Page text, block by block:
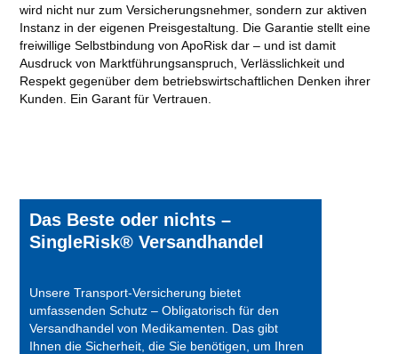
wird nicht nur zum Versicherungsnehmer, sondern zur aktiven
Instanz in der eigenen Preisgestaltung. Die Garantie stellt eine
freiwillige Selbstbindung von ApoRisk dar – und ist damit
Ausdruck von Marktführungsanspruch, Verlässlichkeit und
Respekt gegenüber dem betriebswirtschaftlichen Denken ihrer
Kunden. Ein Garant für Vertrauen.
Das Beste oder nichts –
SingleRisk® Versandhandel
Unsere Transport-Versicherung bietet
umfassenden Schutz – Obligatorisch für den
Versandhandel von Medikamenten. Das gibt
Ihnen die Sicherheit, die Sie benötigen, um Ihren